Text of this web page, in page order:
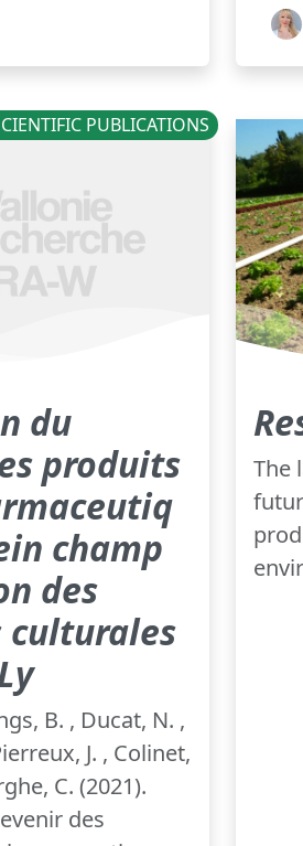
PUBLICATIONS
du
produits
champ
des
B. , Ducat, N. ,
J. , Colinet,
C. (2021).
des
The